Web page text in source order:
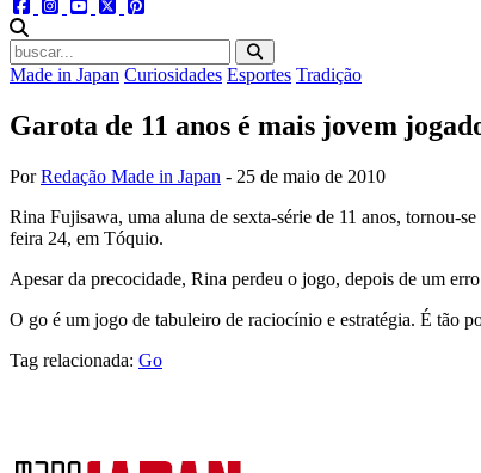
facebookinstagram
youtube
twitter
Made in Japan Curiosidades Esportes Tradição
Garota de 11 anos é mais jovem
PorRedação Made in Japan - 25 de maio de 2010
Rina Fujisawa, uma aluna de sexta-série de 11 anos, tornou-
feira 24, em Tóquio.
Apesar da precocidade, Rina perdeu o jogo, depois de um
O go é um jogo de tabuleiro de raciocínio e estratégia. É tão
Tag relacionada: Go